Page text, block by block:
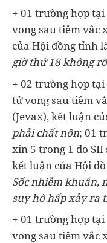
+ 01 trường hợp
vong sau tiêm vắc
của Hội đồng tỉnh
giờ thứ 18 không
+ 02 trường hợp
tử vong sau tiêm
(Jevax), kết luận
phải chất nôn; 01
xin 5 trong 1 do SII
kết luận của Hội
Sốc nhiễm khuẩn,
suy hô hấp xảy ra
+ 01 trường hợp
vong sau tiêm vắc